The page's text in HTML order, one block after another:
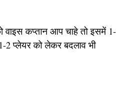
वाइस कप्तान आप चाहे तो इसमें 1-
प्लेयर को लेकर बदलाव भी